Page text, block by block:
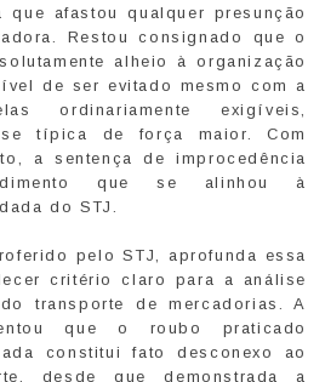
afastou qualquer presunção
Restou consignado que o
alheio à organização
de ser evitado mesmo com a
ordinariamente exigíveis,
típica de força maior. Com
a sentença de improcedência
que se alinhou à
do STJ.
pelo STJ, aprofunda essa
critério claro para a análise
transporte de mercadorias. A
que o roubo praticado
constitui fato desconexo ao
desde que demonstrada a